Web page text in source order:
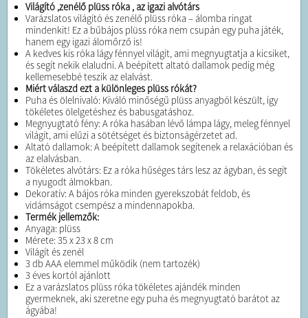
Világító ,zenélő plüss róka , az igazi alvótárs
Varázslatos világító és zenélő plüss róka – álomba ringat
mindenkit! Ez a bűbájos plüss róka nem csupán egy puha játék,
hanem egy igazi álomőrző is!
A kedves kis róka lágy fénnyel világít, ami megnyugtatja a kicsiket,
és segít nekik elaludni. A beépített altató dallamok pedig még
kellemesebbé teszik az elalvást.
Miért válaszd ezt a különleges plüss rókát?
Puha és ölelnivaló: Kiváló minőségű plüss anyagból készült, így
tökéletes ölelgetéshez és babusgatáshoz.
Megnyugtató fény: A róka hasában lévő lámpa lágy, meleg fénnyel
világít, ami elűzi a sötétséget és biztonságérzetet ad.
Altató dallamok: A beépített dallamok segítenek a relaxációban és
az elalvásban.
Tökéletes alvótárs: Ez a róka hűséges társ lesz az ágyban, és segít
a nyugodt álmokban.
Dekoratív: A bájos róka minden gyerekszobát feldob, és
vidámságot csempész a mindennapokba.
Termék jellemzők:
Anyaga: plüss
Mérete: 35 x 23 x 8 cm
Világít és zenél
3 db AAA elemmel működik (nem tartozék)
3 éves kortól ajánlott
Ez a varázslatos plüss róka tökéletes ajándék minden
gyermeknek, aki szeretne egy puha és megnyugtató barátot az
ágyába!